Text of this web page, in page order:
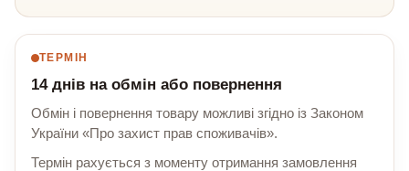
ТЕРМІН
14 днів на обмін або повернення
Обмін і повернення товару можливі згідно із Законом
України «Про захист прав споживачів».
Термін рахується з моменту отримання замовлення